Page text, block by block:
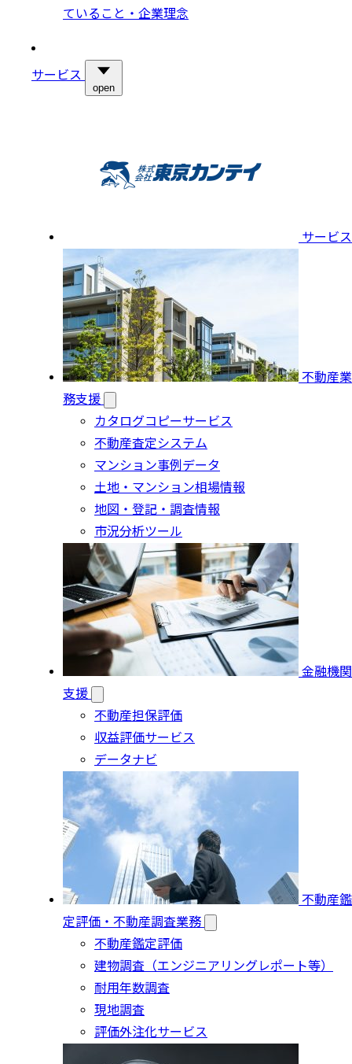
ていること・企業理念
サービス
open
サービス
不動産業
務支援
カタログコピーサービス
不動産査定システム
マンション事例データ
土地・マンション相場情報
地図・登記・調査情報
市況分析ツール
金融機関
支援
不動産担保評価
収益評価サービス
データナビ
不動産鑑
定評価・不動産調査業務
不動産鑑定評価
建物調査（エンジニアリングレポート等）
耐用年数調査
現地調査
評価外注化サービス